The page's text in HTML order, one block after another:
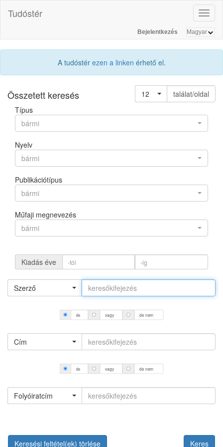
Tudóstér
Bejelentkezés
A tudóstér ezen a linken érhető el.
Összetett keresés 12
találat/oldal
Típus
bármi
Nyelv
bármi
Publikációtípus
bármi
Műfaji megnevezés
bármi
Kiadás éve
Szerző
és vagy de nem
Cím
és vagy de nem
Folyóiratcím
Keresési feltétel(ek) törlése